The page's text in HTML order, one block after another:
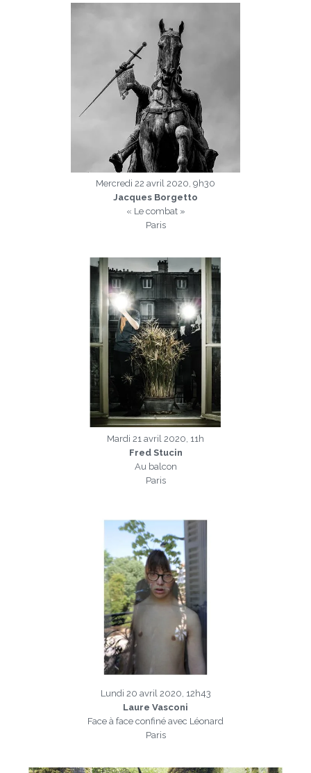
Mercredi 22 avril 2020, 9h30
Jacques Borgetto
« Le combat »
Paris
Mardi 21 avril 2020, 11h
Fred Stucin
Au balcon
Paris
Lundi 20 avril 2020, 12h43
Laure Vasconi
Face à face confiné avec Léonard
Paris